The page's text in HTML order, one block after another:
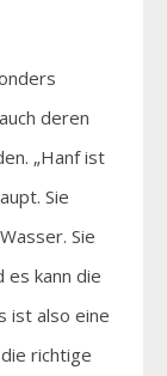
deren
„Hanf ist
Sie
Sie
es kann die
ist also eine
richtige